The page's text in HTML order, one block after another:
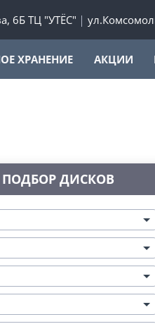
6Б ТЦ "УТЁС"
ХРАНЕНИЕ АКЦИИ
ПОДБОР ДИСКОВ